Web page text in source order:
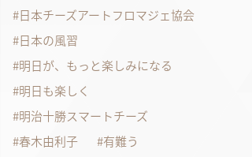
日本チーズアートフロマジェ協会
日本の風習
明日が、もっと楽しみになる
明日も楽しく
明治十勝スマートチーズ
春木由利子
有難う